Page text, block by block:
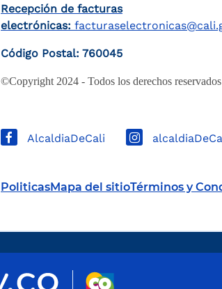
Recepción de facturas
electrónicas:
Código Postal: 760045
©Copyright 2024 - Todos los derechos
AlcaldiaDeCali
PoliticasMapa del sitioTérminos y